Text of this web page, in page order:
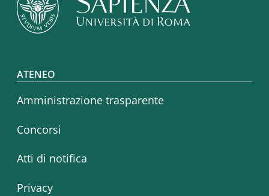
Footer menu
ATENEO
Amministrazione trasparente
Concorsi
Atti di notifica
Privacy